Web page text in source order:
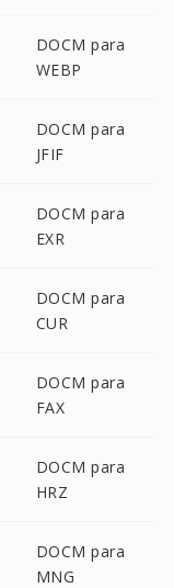
DOCM para
WEBP
DOCM para
JFIF
DOCM para
EXR
DOCM para
CUR
DOCM para
FAX
DOCM para
HRZ
DOCM para
MNG